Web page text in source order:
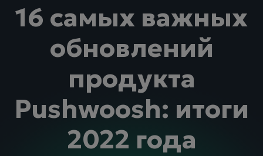
16 самых важных
обновлений
продукта
Pushwoosh: итоги
2022 года